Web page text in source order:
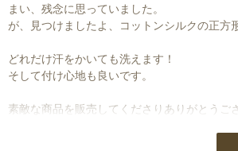
まい、残念に思っていました。
が、見つけましたよ、コットンシルクの正方
どれだけ汗をかいても洗えます！
そして付け心地も良いです。
素敵な商品を販売してくださりありがとうご